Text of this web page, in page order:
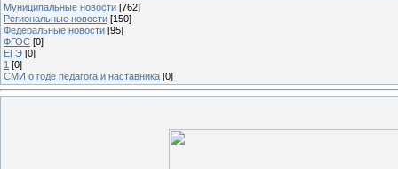
Муниципальные новости [762]
Региональные новости [150]
Федеральные новости [95]
ФГОС [0]
ЕГЭ [0]
1 [0]
СМИ о годе педагога и наставника [0]